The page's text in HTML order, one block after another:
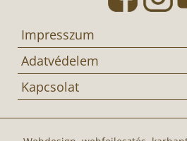
Impresszum
Adatvédelem
Kapcsolat